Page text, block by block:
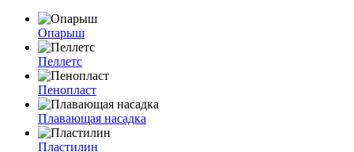
Опарыш
Пеллетс
Пенопласт
Плавающая насадка
Пластилин